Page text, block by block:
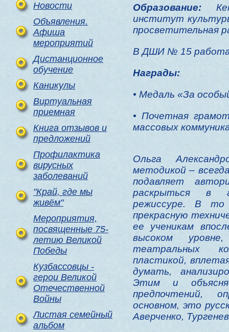
Новости
Объявления.
Афиша
мероприятий
Дистанционное
обучение
Каникулы
Виртуальная
приемная
Книга отзывов и
предложений
Профилактика
вирусных
заболеваний
"Край, где мы
живём"
Мероприятия,
посвященные 75-
летию Великой
Победы
Кузбассовцы -
герои Великой
Отечественной
Войны
Листая семейный
альбом
Образование:
институт
просветительная
В ДШИ № 15
Награды:
• Медаль «За
• Почетная
массовых
Ольга
методикой –
подавляет
раскрыться в
режиссуре. В
прекрасную
ее ученикам
высоком
театральных
пластикой,
думать,
Этим и
предпочтений,
основном, это
Аверченко,